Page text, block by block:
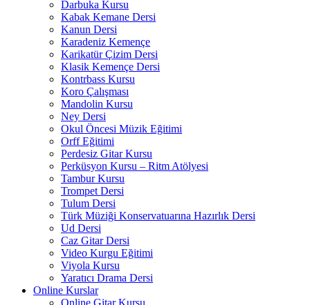
Darbuka Kursu
Kabak Kemane Dersi
Kanun Dersi
Karadeniz Kemençe
Karikatür Çizim Dersi
Klasik Kemençe Dersi
Kontrbass Kursu
Koro Çalışması
Mandolin Kursu
Ney Dersi
Okul Öncesi Müzik Eğitimi
Orff Eğitimi
Perdesiz Gitar Kursu
Perküsyon Kursu – Ritm Atölyesi
Tambur Kursu
Trompet Dersi
Tulum Dersi
Türk Müziği Konservatuarına Hazırlık Dersi
Ud Dersi
Caz Gitar Dersi
Video Kurgu Eğitimi
Viyola Kursu
Yaratıcı Drama Dersi
Online Kurslar
Online Gitar Kursu